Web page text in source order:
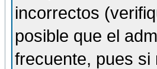
incorrectos
posible que el
frecuente, pues si